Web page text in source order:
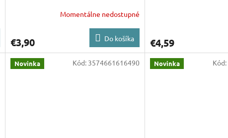
Momentálne nedostupné
€3,90 Do košíka €4,59
Novinka Kód: 3574661616490 Novinka Kód: